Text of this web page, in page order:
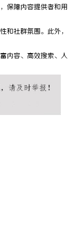
保障内容提供者和用
和社群氛围。此外，
内容、高效搜索、人